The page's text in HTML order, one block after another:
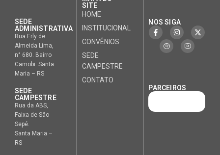
SEDE
ADMINISTRATIVA
Rua Erly de
Almeida Lima,
n° 680. Bairro
Camobi. Santa
Maria – RS
SEDE
CAMPESTRE
Rua da ABS,
Faixa de São
Sepé.
Santa Maria –
RS
SITE
HOME
INSTITUCIONAL
CONVÊNIOS
SEDE
CAMPESTRE
CONTATO
NOS SIGA
PARCEIROS